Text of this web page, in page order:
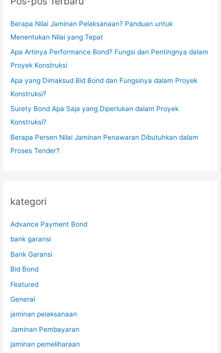
Berapa Nilai Jaminan Pelaksanaan? Panduan untuk
Menentukan Nilai yang Tepat
Apa Artinya Performance Bond? Fungsi dan Pentingnya dalam
Proyek Konstruksi
Apa yang Dimaksud Bid Bond dan Fungsinya dalam Proyek
Konstruksi?
Surety Bond Apa Saja yang Diperlukan dalam Proyek
Konstruksi?
Berapa Persen Nilai Jaminan Penawaran Dibutuhkan dalam
Proses Tender?
kategori
Advance Payment Bond
bank garansi
Bank Garansi
Bid Bond
Featured
General
jaminan pelaksanaan
Jaminan Pembayaran
jaminan pemeliharaan